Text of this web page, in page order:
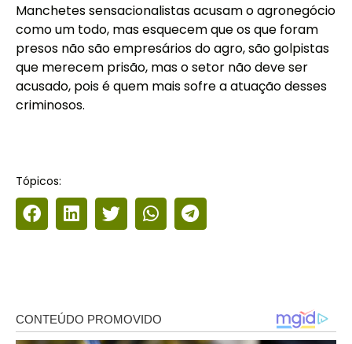
Manchetes sensacionalistas acusam o agronegócio
como um todo, mas esquecem que os que foram
presos não são empresários do agro, são golpistas
que merecem prisão, mas o setor não deve ser
acusado, pois é quem mais sofre a atuação desses
criminosos.
Tópicos: